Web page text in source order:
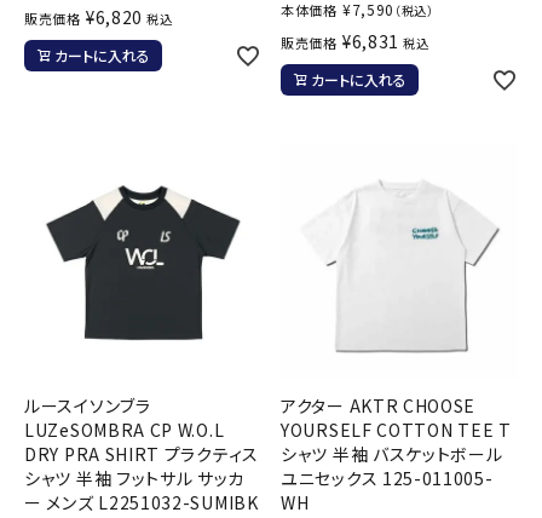
販売価格 ¥6,820 税込
カートに入れる
本体価格 ¥7,590 （税込）
販売価格 ¥6,831 税込
カートに入れる
ルースイソンブラ
LUZeSOMBRA CP W.O.L
DRY PRA SHIRT プラクティス
シャツ 半袖 フットサル サッカ
ー メンズ L2251032-SUMIBK
アクター AKTR CHOOSE
YOURSELF COTTON TEE T
シャツ 半袖 バスケットボール
ユニセックス 125-011005-
WH